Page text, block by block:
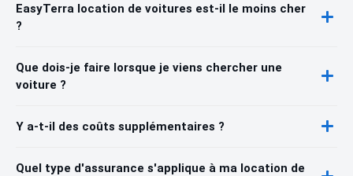
EasyTerra location de voitures est-il le moins cher
?
Que dois-je faire lorsque je viens chercher une
voiture ?
Y a-t-il des coûts supplémentaires ?
Quel type d'assurance s'applique à ma location de